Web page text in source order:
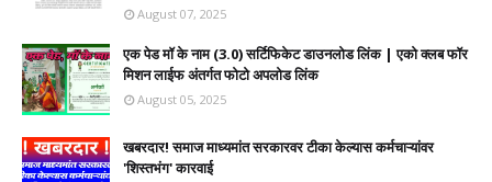
August 07, 2025
एक पेड मॉ के नाम (3.0) सर्टिफिकेट डाउनलोड लिंक | एको क्लब फॉर
मिशन लाईफ अंतर्गत फोटो अपलोड लिंक
August 05, 2025
खबरदार! समाज माध्यमांत सरकारवर टीका केल्यास कर्मचाऱ्यांवर
'शिस्तभंग' कारवाई